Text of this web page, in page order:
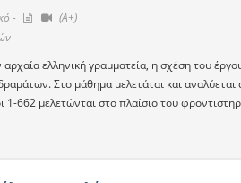
-
(A+)
ελληνική γραμματεία, η σχέση του
Στο μάθημα μελετάται και
1-662 μελετώνται στο πλαίσιο του